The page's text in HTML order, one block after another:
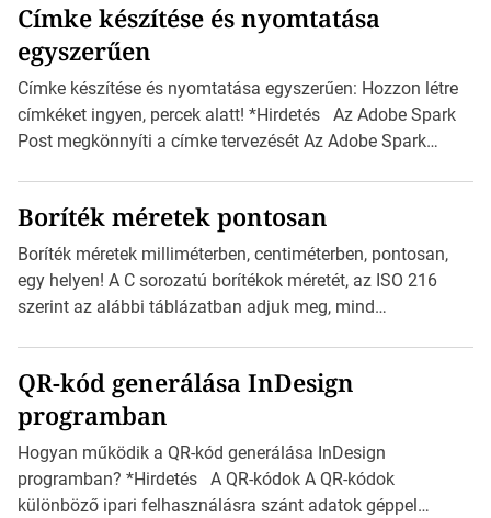
Címke készítése és nyomtatása
egyszerűen
Címke készítése és nyomtatása egyszerűen: Hozzon létre
címkéket ingyen, percek alatt! *Hirdetés Az Adobe Spark
Post megkönnyíti a címke tervezését Az Adobe Spark
igazán foroghatnak a kreatív fogaskerekek, miközben
zajlik a saját címke készítése. Hogyan készítsünk címkét?
Válasszon méretet és alakot: Válassza ki a kívánt címke
méretét. Akár néhány […]
Boríték méretek pontosan
Boríték méretek milliméterben, centiméterben, pontosan,
egy helyen! A C sorozatú borítékok méretét, az ISO 216
szerint az alábbi táblázatban adjuk meg, mind
mutatja az A4-es papírlaphoz viszonyítva. Az amerikai és
észak-amerikai boríték méretére az ISO 216 nem
vonatkozik. Boríték méretének táblázata C0-tól […]
QR-kód generálása InDesign
programban
Hogyan működik a QR-kód generálása InDesign
programban? *Hirdetés A QR-kódok A QR-kódok
különböző ipari felhasználásra szánt adatok géppel